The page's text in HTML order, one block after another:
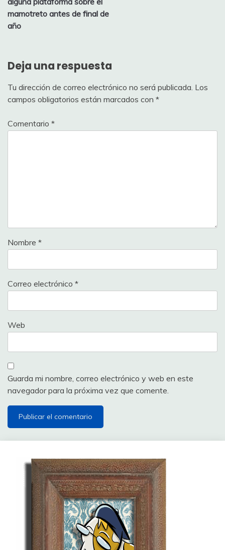
entradas
mamotreto antes de final de
año
Deja una respuesta
Tu dirección de correo electrónico no será publicada. Los
campos obligatorios están marcados con *
Comentario *
Nombre *
Correo electrónico *
Web
Guarda mi nombre, correo electrónico y web en este
navegador para la próxima vez que comente.